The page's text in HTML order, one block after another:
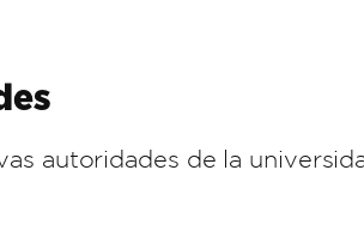
autoridades de la